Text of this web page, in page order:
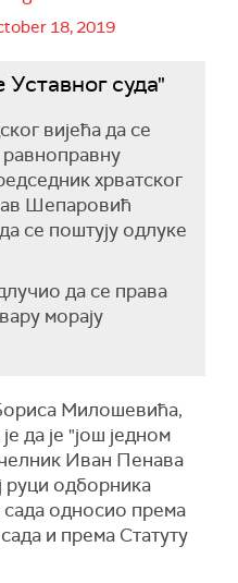
18, 2019
суда"
вијећа да се
равноправну
хрватског
Шепаровић
се поштују одлуке
да се права
морају
Милошевића,
да је "још једном
Иван Пенава
руци одборника
односио према
и према Статуту